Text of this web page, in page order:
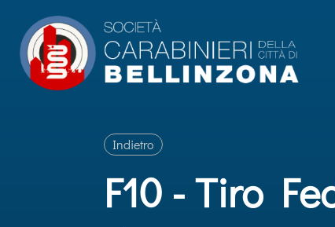
Indietro
F10 - Tiro